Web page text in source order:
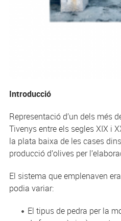
Introducció
Representació d’un dels més
Tivenys entre els segles XIX i
la plata baixa de les cases
producció d’olives per
El sistema que emplenaven
podia variar:
El tipus de pedra per la